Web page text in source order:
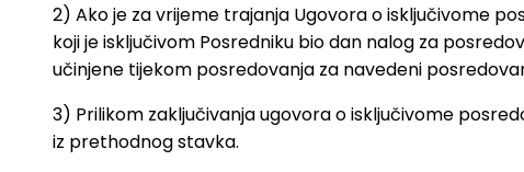
2) Ako je za vrijeme trajanja Ugovora o isključivome
koji je isključivom Posredniku bio dan nalog za
učinjene tijekom posredovanja za navedeni
3) Prilikom zaključivanja ugovora o isključivome
iz prethodnog stavka.